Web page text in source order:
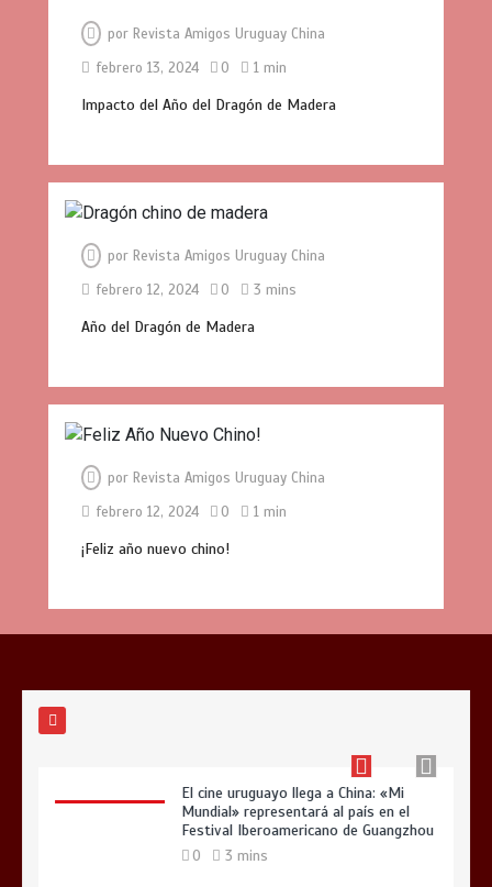
por Revista Amigos Uruguay China
febrero 13, 2024
0 1 min
Impacto del Año del Dragón de Madera
por Revista Amigos Uruguay China
febrero 12, 2024
0 3 mins
Año del Dragón de Madera
por Revista Amigos Uruguay China
febrero 12, 2024
0 1 min
¡Feliz año nuevo chino!
El cine uruguayo llega a China: «Mi
Festival Iberoamericano de Guangzhou
0 3 mins
Negocios con China» de Shake to Win
0 3 mins
Manual del Turista Chino: Una guía
futuro
El cine uruguayo llega a China: «Mi
Mundial» representará al país en el
Festival Iberoamericano de Guangzhou
0 3 mins